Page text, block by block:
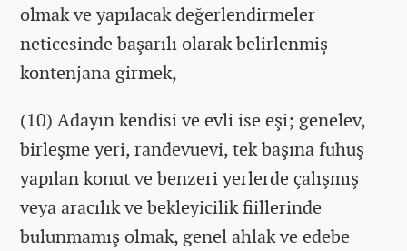
olmak ve yapılacak değerlendirmeler
neticesinde başarılı olarak belirlenmiş
kontenjana girmek,
(10) Adayın kendisi ve evli ise eşi; genelev,
birleşme yeri, randevuevi, tek başına fuhuş
yapılan konut ve benzeri yerlerde çalışmış
veya aracılık ve bekleyicilik fiillerinde
bulunmamış olmak, genel ahlak ve edebe